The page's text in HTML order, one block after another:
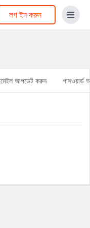
লগ ইন করুন
আপডেট করুন